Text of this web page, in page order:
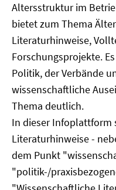
Altersstruktur im
bietet zum Thema
Literaturhinweise,
Forschungsprojekte.
Politik, der Verbände
wissenschaftliche
Thema deutlich.
In dieser Infoplattform
Literaturhinweise -
dem Punkt
"politik-/